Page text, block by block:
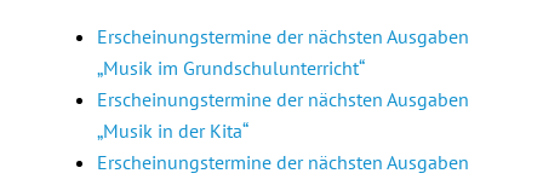
Erscheinungstermine der nächsten Ausgaben
„Musik im Grundschulunterricht“
Erscheinungstermine der nächsten Ausgaben
„Musik in der Kita“
Erscheinungstermine der nächsten Ausgaben